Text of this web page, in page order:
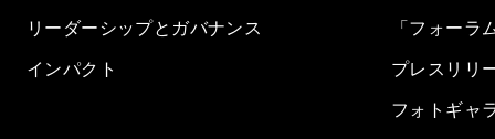
リーダーシップとガバナンス
インパクト
「フォーラ
プレスリリ
フォトギャ